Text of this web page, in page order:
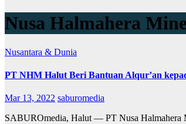
Nusa Halmahera
Nusantara & Dunia
PT NHM Halut Beri Bantuan Alqur’an
Mar 13, 2022 saburomedia
SABUROmedia, Halut — PT Nusa Halmahera